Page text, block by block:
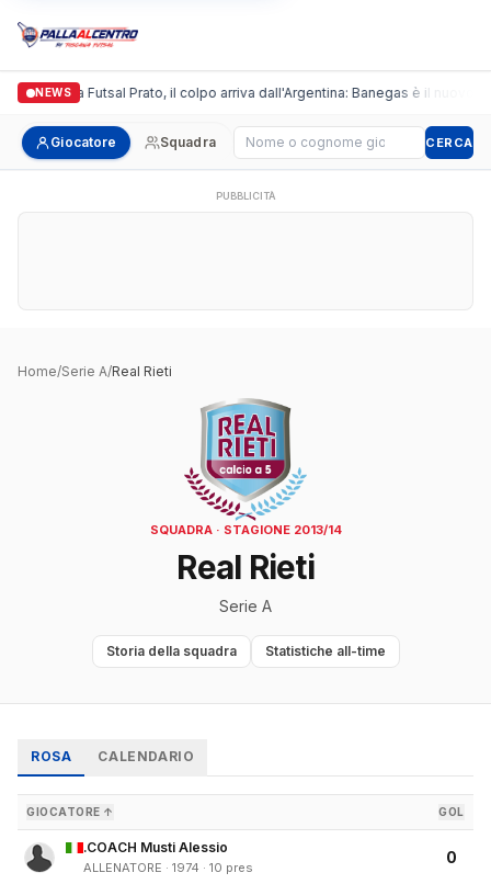
NEWS
Italgronda Futsal Prato, il colpo arriva dall'Argentina: Banegas è il nuovo
Giocatore Squadra Cerca giocatore CERCA
PUBBLICITÀ
Home/Serie A/Real Rieti
SQUADRA · STAGIONE 2013/14
Real Rieti
Serie A
Storia della squadra Statistiche all-time
ROSA CALENDARIO
GIOCATORE ↑ GOL
.COACH Musti Alessio
ALLENATORE · 1974 · 10 pres
0